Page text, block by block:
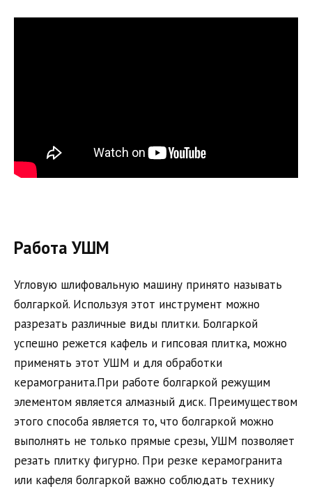
Работа УШМ
Угловую шлифовальную машину принято называть
болгаркой. Используя этот инструмент можно
разрезать различные виды плитки. Болгаркой
успешно режется кафель и гипсовая плитка, можно
применять этот УШМ и для обработки
керамогранита.При работе болгаркой режущим
элементом является алмазный диск. Преимуществом
этого способа является то, что болгаркой можно
выполнять не только прямые срезы, УШМ позволяет
резать плитку фигурно. При резке керамогранита
или кафеля болгаркой важно соблюдать технику